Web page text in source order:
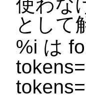
使わな
として
%i は